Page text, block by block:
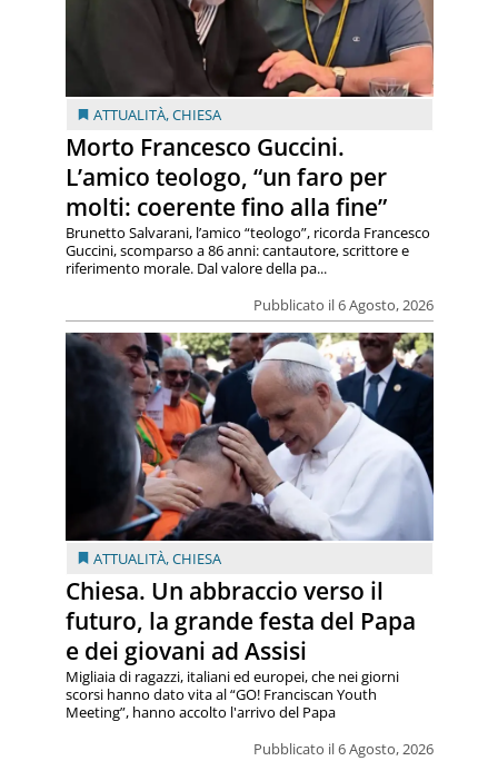
ATTUALITÀ,CHIESA
Morto Francesco Guccini.
L’amico teologo, “un faro per
molti: coerente fino alla fine”
Pubblicato il 6 Agosto, 2026
Brunetto Salvarani, l’amico “teologo”, ricorda Francesco
Guccini, scomparso a 86 anni: cantautore, scrittore e
riferimento morale. Dal valore della pa...
ATTUALITÀ,CHIESA
Chiesa. Un abbraccio verso il
futuro, la grande festa del Papa
e dei giovani ad Assisi
Pubblicato il 6 Agosto, 2026
Migliaia di ragazzi, italiani ed europei, che nei giorni
scorsi hanno dato vita al “GO! Franciscan Youth
Meeting”, hanno accolto l'arrivo del Papa